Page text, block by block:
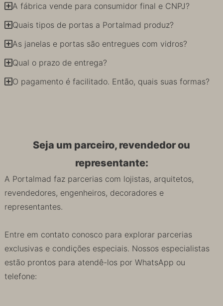
A fábrica vende para consumidor final e CNPJ?
Quais tipos de portas a Portalmad produz?
As janelas e portas são entregues com vidros?
Qual o prazo de entrega?
O pagamento é facilitado. Então, quais suas formas?
Seja um parceiro, revendedor ou
representante:
A Portalmad faz parcerias com lojistas, arquitetos,
revendedores, engenheiros, decoradores e
representantes.
Entre em contato conosco para explorar parcerias
exclusivas e condições especiais. Nossos especialistas
estão prontos para atendê-los por WhatsApp ou
telefone: